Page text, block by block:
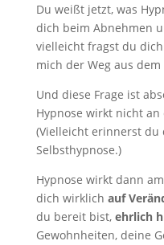
Du weißt jetzt, was
dich beim Abnehmen
vielleicht fragst du
mich der Weg aus
Und diese Frage ist
Hypnose wirkt nicht
(Vielleicht erinnerst du
Selbsthypnose.)
Hypnose wirkt dann
dich wirklich auf
du bereit bist, ehrlich
Gewohnheiten, deine